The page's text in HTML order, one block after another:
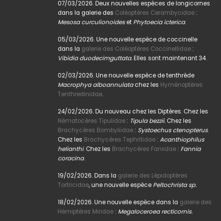
07/03/2026. Deux nouvelles espèces de longicornes
dans la galerie des Coléoptères Cerambycidae :
Mesosa curculionoideset Phytoecia icterica.
05/03/2026. Une nouvelle espèce de coccinelle
dans la galerie des Coléoptères Coccinellidae :
Vibidia duodecimguttata.Elles sont maintenant 34.
02/03/2026. Une nouvelle espèce de tenthrède
Macrophya alboannulatachez les Hyménoptères
Tenthredinidae.
24/02/2026. Du nouveau chez les Diptères. Chez les
Nématocères Tipulidae : Tipula bezzii. Chez les
Brachycères Bombyliidae : Systoechus ctenopterus.
Chez les Brachycères Tephritidae : Acanthiophilus
helianthi. Chez les Brachycères Faniidae : Fannia
coracina.
19/02/2026. Dans la galerie des Lépidoptères
Tortricidae, une nouvelle espèce Peltochrista sp.
18/02/2026. Une nouvelle espèce dans la galerie des
Hémiptères Miridae : Megaloceroea recticornis.